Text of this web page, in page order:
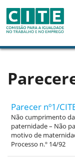
Parecer nº1/
Não cumprimento
paternidade – Não
motivo de
Processo n.º 14/92